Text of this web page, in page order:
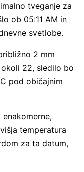
tveganje za
ob 05:11 AM in
svetlobe.
2 mm
22, sledilo bo
pod običajnim
temperatura
za ta datum,